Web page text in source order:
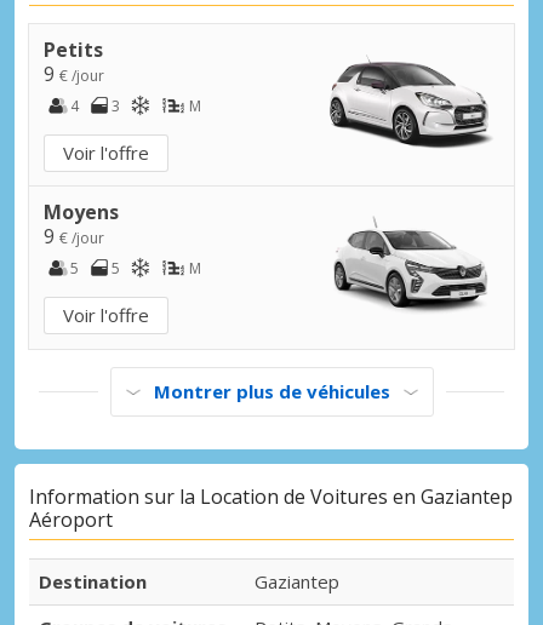
Petits
9 € /jour
4
3 M
Voir l'offre
Moyens
9 € /jour
5
5 M
Voir l'offre
Montrer plus de véhicules
Information sur la Location de Voitures en Gaziantep
Aéroport
Destination
Gaziantep